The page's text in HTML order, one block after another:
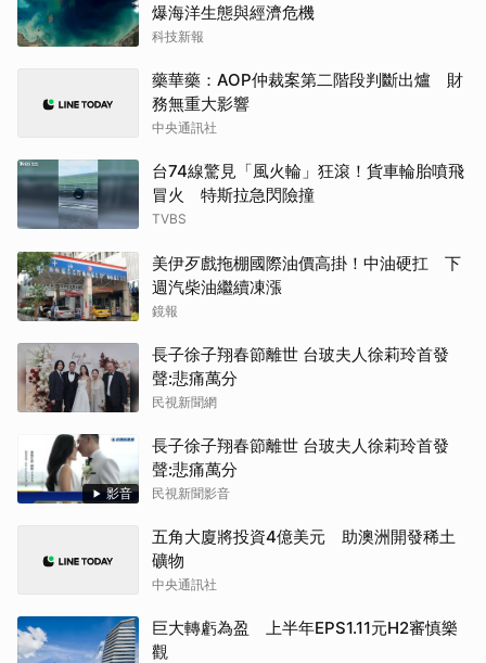
爆海洋生態與經濟危機
科技新報
藥華藥：AOP仲裁案第二階段判斷出爐 財
務無重大影響
中央通訊社
台74線驚見「風火輪」狂滾！貨車輪胎噴飛
冒火 特斯拉急閃險撞
TVBS
美伊歹戲拖棚國際油價高掛！中油硬扛 下
週汽柴油繼續凍漲
鏡報
長子徐子翔春節離世 台玻夫人徐莉玲首發
聲:悲痛萬分
民視新聞網
影音
長子徐子翔春節離世 台玻夫人徐莉玲首發
聲:悲痛萬分
民視新聞影音
五角大廈將投資4億美元 助澳洲開發稀土
礦物
中央通訊社
巨大轉虧為盈 上半年EPS1.11元H2審慎樂
觀